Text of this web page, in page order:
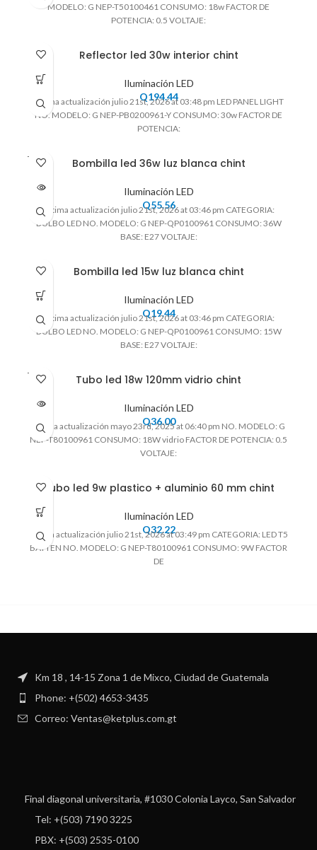
MODELO: G NEP-T50100461 CONSUMO: 18w FACTOR DE
POTENCIA: 0.5 VOLTAJE:
Reflector led 30w interior chint
Iluminación LED
Q194.44
Ultima actualización julio 21st, 2026 at 03:48 pm LED PANEL LIGHT
NO. MODELO: G NEP-PB0200961-Y CONSUMO: 30w FACTOR DE
POTENCIA:
VENDI
DO
Bombilla led 36w luz blanca chint
Iluminación LED
Q55.56
Ultima actualización julio 21st, 2026 at 03:46 pm CATEGORIA:
BULBO LED NO. MODELO: G NEP-QP0100961 CONSUMO: 36W
BASE: E27 VOLTAJE:
Bombilla led 15w luz blanca chint
Iluminación LED
Q19.44
Ultima actualización julio 21st, 2026 at 03:46 pm CATEGORIA:
BULBO LED NO. MODELO: G NEP-QP0100961 CONSUMO: 15W
BASE: E27 VOLTAJE:
VENDI
DO
Tubo led 18w 120mm vidrio chint
Iluminación LED
Q36.00
Ultima actualización mayo 23rd, 2025 at 06:40 pm NO. MODELO: G
NEP-T80100961 CONSUMO: 18W vidrio FACTOR DE POTENCIA: 0.5
VOLTAJE:
Tubo led 9w plastico + aluminio 60 mm chint
Iluminación LED
Q32.22
Ultima actualización julio 21st, 2026 at 03:49 pm CATEGORIA: LED T5
BATTEN NO. MODELO: G NEP-T80100961 CONSUMO: 9W FACTOR
DE
Km 18 , 14-15 Zona 1 de Mixco, Ciudad de Guatemala
Phone: +(502) 4653-3435
Correo: Ventas@ketplus.com.gt
Final diagonal universitaria, #1030 Colonia Layco, San Salvador
Tel: +(503) 7190 3225
PBX: +(503) 2535-0100